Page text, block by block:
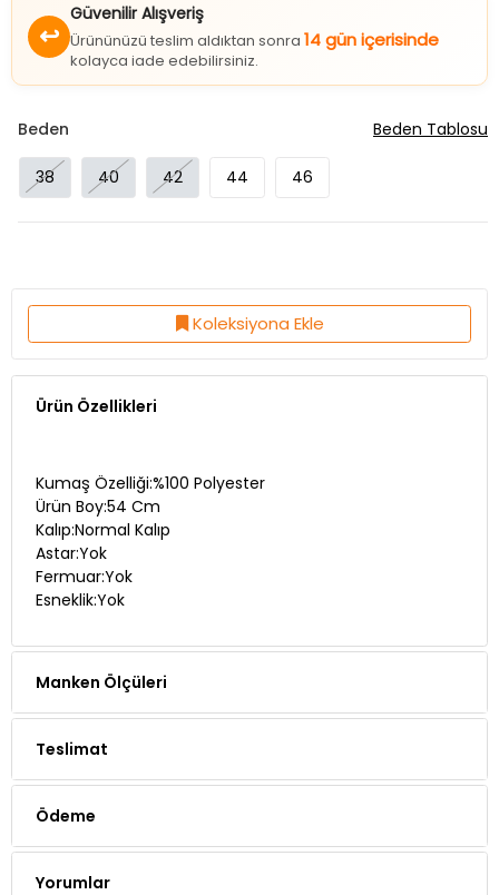
↩
Güvenilir Alışveriş
Ürününüzü teslim aldıktan sonra 14 gün içerisinde
kolayca iade edebilirsiniz.
Beden
38 40 42 44 46
Beden Tablosu
Koleksiyona Ekle
Ürün Özellikleri
Kumaş Özelliği:%100 Polyester
Ürün Boy:54 Cm
Kalıp:Normal Kalıp
Astar:Yok
Fermuar:Yok
Esneklik:Yok
Manken Ölçüleri
Teslimat
Ödeme
Yorumlar